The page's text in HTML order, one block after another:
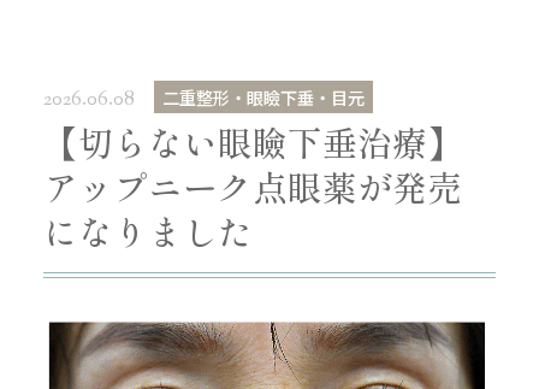
2026.06.08 二重整形・眼瞼下垂・目元
【切らない眼瞼下垂治療】
アップニーク点眼薬が発売
になりました